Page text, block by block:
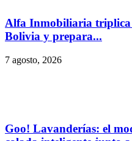
Alfa Inmobiliaria triplica
Bolivia y prepara...
7 agosto, 2026
Goo! Lavanderías: el